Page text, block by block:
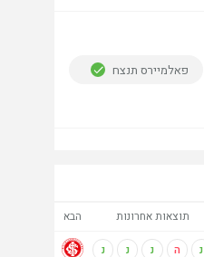
תוצאות אחרונות הבא
נ ה נ נ נ
פאלמיירס תנצח